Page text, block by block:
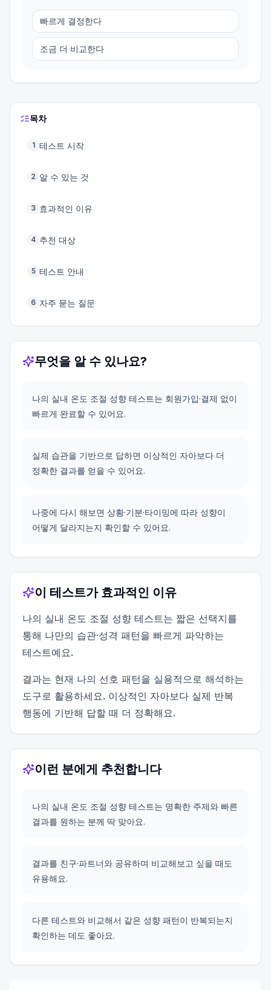
빠르게 결정한다
조금 더 비교한다
목차
1 테스트 시작
2 알 수 있는 것
3 효과적인 이유
4 추천 대상
5 테스트 안내
6 자주 묻는 질문
무엇을 알 수 있나요?
나의 실내 온도 조절 성향 테스트는 회원가입·결제 없이
빠르게 완료할 수 있어요.
실제 습관을 기반으로 답하면 이상적인 자아보다 더
정확한 결과를 얻을 수 있어요.
나중에 다시 해보면 상황·기분·타이밍에 따라 성향이
어떻게 달라지는지 확인할 수 있어요.
이 테스트가 효과적인 이유
나의 실내 온도 조절 성향 테스트는 짧은 선택지를
통해 나만의 습관·성격 패턴을 빠르게 파악하는
테스트예요.
결과는 현재 나의 선호 패턴을 실용적으로 해석하는
도구로 활용하세요. 이상적인 자아보다 실제 반복
행동에 기반해 답할 때 더 정확해요.
이런 분에게 추천합니다
나의 실내 온도 조절 성향 테스트는 명확한 주제와 빠른
결과를 원하는 분께 딱 맞아요.
결과를 친구·파트너와 공유하며 비교해보고 싶을 때도
유용해요.
다른 테스트와 비교해서 같은 성향 패턴이 반복되는지
확인하는 데도 좋아요.